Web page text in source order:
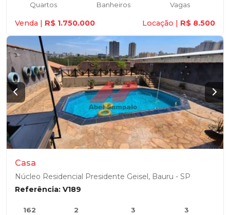
Quartos
Banheiros
Vagas
Venda | R$ 1.750.000 Locação | R$ 8.500
Casa
Núcleo Residencial Presidente Geisel, Bauru - SP
Referência: V189
162
2
3
3